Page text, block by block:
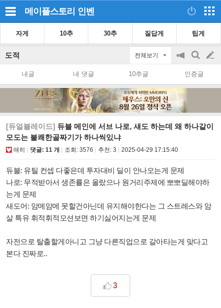
메이플스토리 인벤
자게 10추 30추 질답게 팁게
도적 전체보기
공
on/off
검
색
글
쓰
내글 내 댓글 10추글 인증글
[듀얼블레이드] 듀블 메인에 서브 나로, 섀도 하는데 왜 하나같이
모도는 불쾌한골짜기가 하나씩있냐
애히 댓글: 11 개 조회: 3576 추천: 3 2025-04-29 17:15:40
듀블: 유틸 컨셉 다좋은데 투자대비 딜이 안나오는게 문제
나로: 무적받아서 생존률은 올랐으나 원거리주제에 뽀뽀딜해야하
는게 문제
새도어: 암메암메 못할건아닌데 유지해야한다는 그 스트레스와 암
살 특유 휘적휘적모션보면 하기싫어지는게 문제
자전으로 탈출할게아니고 그냥 다른직업으로 갈아타는게 맞다고
본다 진짜로..
3